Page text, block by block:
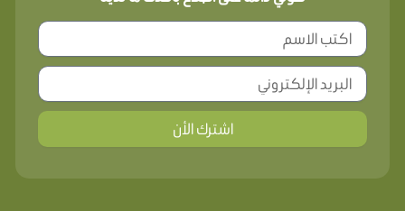
اشترك الأن